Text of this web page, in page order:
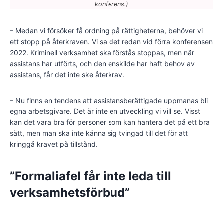
konferens.)
– Medan vi försöker få ordning på rättigheterna, behöver vi
ett stopp på återkraven. Vi sa det redan vid förra konferensen
2022. Kriminell verksamhet ska förstås stoppas, men när
assistans har utförts, och den enskilde har haft behov av
assistans, får det inte ske återkrav.
– Nu finns en tendens att assistansberättigade uppmanas bli
egna arbetsgivare. Det är inte en utveckling vi vill se. Visst
kan det vara bra för personer som kan hantera det på ett bra
sätt, men man ska inte känna sig tvingad till det för att
kringgå kravet på tillstånd.
”Formaliafel får inte leda till
verksamhetsförbud”